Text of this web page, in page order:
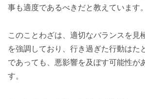
事も適度であるべきだと教えています。
このことわざは、適切なバランスを見
を強調しており、行き過ぎた行動はた
であっても、悪影響を及ぼす可能性が
す。